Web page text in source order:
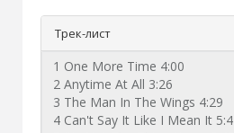
Трек-лист